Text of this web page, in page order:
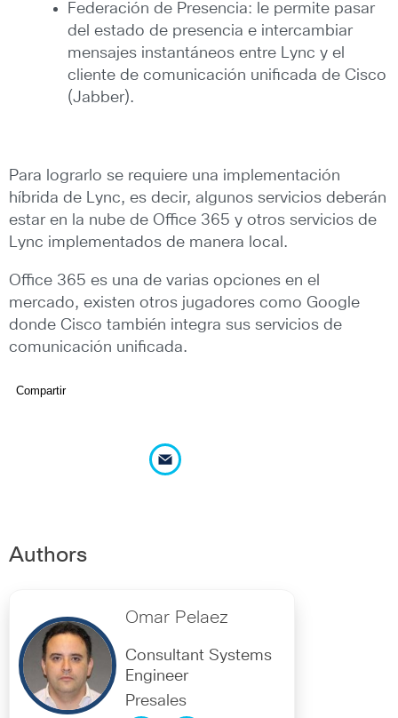
Federación de Presencia: le permite pasar
del estado de presencia e intercambiar
mensajes instantáneos entre Lync y el
cliente de comunicación unificada de Cisco
(Jabber).
Para lograrlo se requiere una implementación
híbrida de Lync, es decir, algunos servicios deberán
estar en la nube de Office 365 y otros servicios de
Lync implementados de manera local.
Office 365 es una de varias opciones en el
mercado, existen otros jugadores como Google
donde Cisco también integra sus servicios de
comunicación unificada.
Compartir
Authors
Omar Pelaez
Consultant Systems
Engineer
Presales